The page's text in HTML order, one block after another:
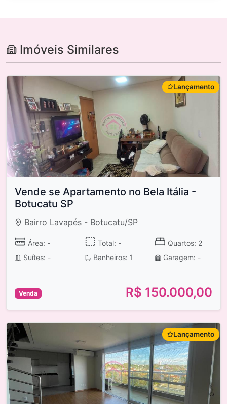
Imóveis Similares
Lançamento
Vende se Apartamento no Bela Itália -
Botucatu SP
Bairro Lavapés - Botucatu/SP
Área: - Total: -
Quartos: 2
Suítes: -
Banheiros: 1 Garagem: -
Venda R$ 150.000,00
Lançamento